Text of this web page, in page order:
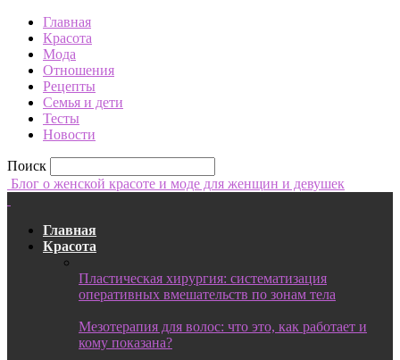
Главная
Красота
Мода
Отношения
Рецепты
Семья и дети
Тесты
Новости
Поиск
Блог о женской красоте и моде для женщин и девушек
Главная
Красота
Пластическая хирургия: систематизация
оперативных вмешательств по зонам тела
Мезотерапия для волос: что это, как работает и
кому показана?